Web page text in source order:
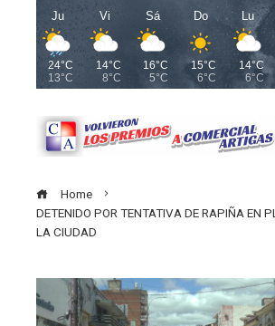
Ju
24°C
13°C
Vi
14°C
8°C
Sá
16°C
5°C
Do
15°C
6°C
Lu
14°C
6°C
Home
DETENIDO POR TENTATIVA DE RAPIÑA EN
LA CIUDAD